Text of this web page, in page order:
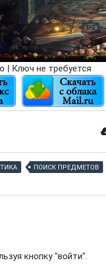
| Ключ не требуется
ПОИСК ПРЕДМЕТОВ
кнопку "войти".